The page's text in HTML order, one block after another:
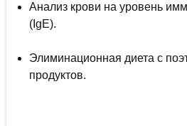
Анализ крови на уровень
(IgE).
Элиминационная диета с
продуктов.